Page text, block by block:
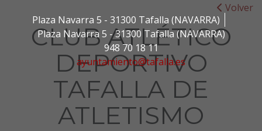
Plaza Navarra 5 - 31300 Tafalla (NAVARRA)
Plaza Navarra 5 - 31300 Tafalla (NAVARRA)
948 70 18 11
ayuntamiento@tafalla.es
Volver
CLUB ATLÉTICO
DEPORTIVO
TAFALLA DE
ATLETISMO